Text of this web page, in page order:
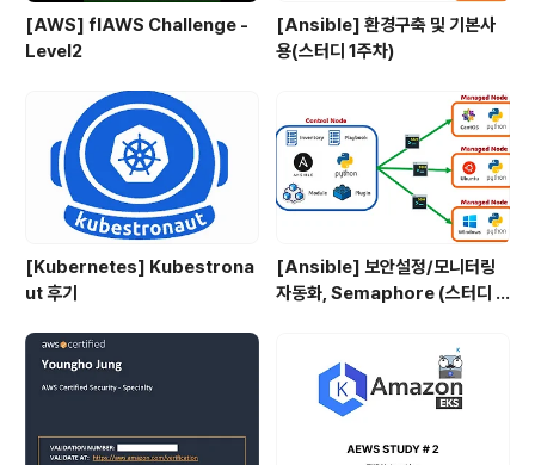
[AWS] flAWS Challenge -
Level2
[Ansible] 환경구축 및 기본사
용(스터디 1주차)
[Kubernetes] Kubestrona
ut 후기
[Ansible] 보안설정/모니터링
자동화, Semaphore (스터디 4